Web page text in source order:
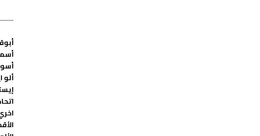
ألو